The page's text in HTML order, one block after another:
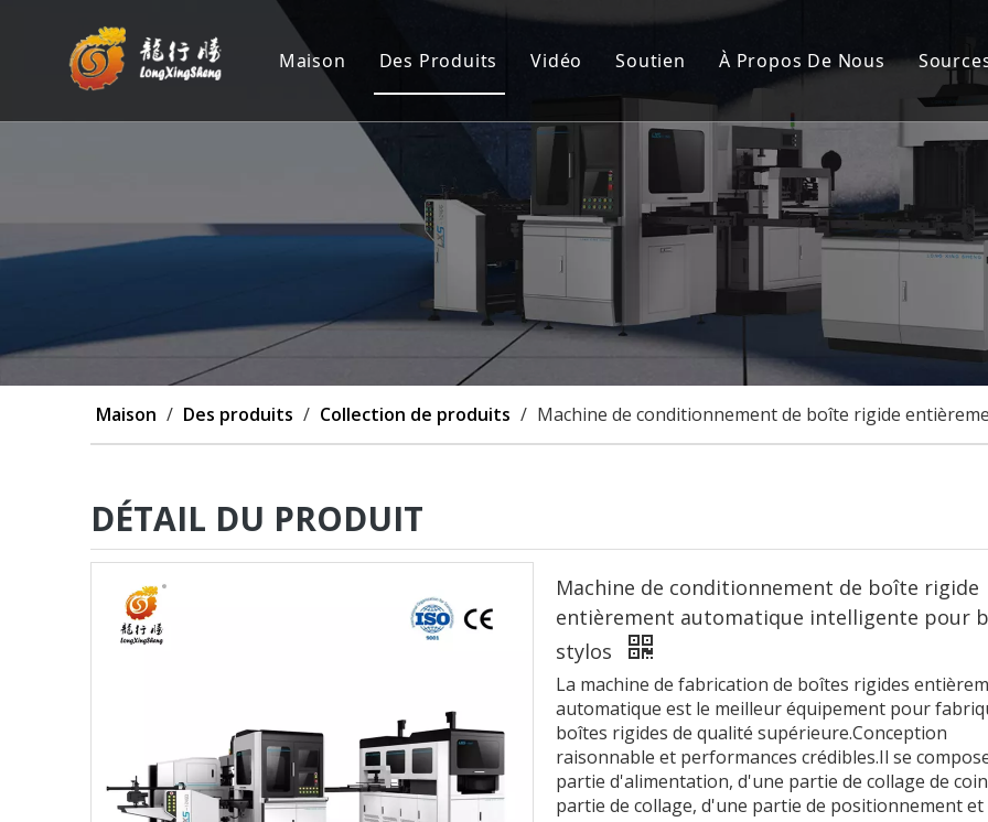
Maison
Des Produits
Machine de fabrication de cartons rigides automatique
Positionnement de la couverture rigide et de la boîte rigide
Machine de fabrication de boîtes rigides semi-automatique
Machine à rainurer
Personnalisation
Vidéo
Soutien
Service après-vente
FAQ
Cas
À Propos De Nous
Maison / Des produits / Collection de produits / Machine de conditionnement de boîte rigide
DÉTAIL DU PRODUIT
Machine de conditionnement de boîte rigide
entièrement automatique intelligente pour
stylos
La machine de fabrication de boîtes rigides
automatique est le meilleur équipement pour
boîtes rigides de qualité supérieure.Conception
raisonnable et performances crédibles.Il se
partie d'alimentation, d'une partie de collage de
partie de collage, d'une partie de positionnement et